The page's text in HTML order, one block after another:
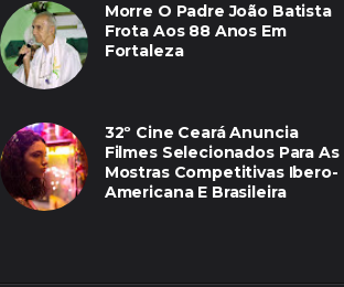
Morre O Padre João Batista
Frota Aos 88 Anos Em
Fortaleza
32º Cine Ceará Anuncia
Filmes Selecionados Para As
Mostras Competitivas Ibero-
Americana E Brasileira